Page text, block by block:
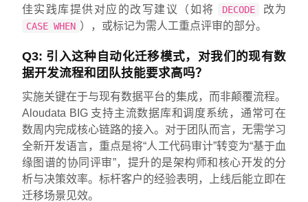
佳实践库提供对应的改写建议（如将
DECODE 改为
CASE WHEN ），或标记为需人工重点评审的部分。
Q3: 引入这种自动化迁移模式，对我们的现有数
据开发流程和团队技能要求高吗？
实施关键在于与现有数据平台的集成，而非颠覆流程。
Aloudata BIG 支持主流数据库和调度系统，通常可在
数周内完成核心链路的接入。对于团队而言，无需学习
全新开发语言，重点是将“人工代码审计”转变为“基于血
缘图谱的协同评审”，提升的是架构师和核心开发的分
析与决策效率。标杆客户的经验表明，上线后能立即在
迁移场景见效。